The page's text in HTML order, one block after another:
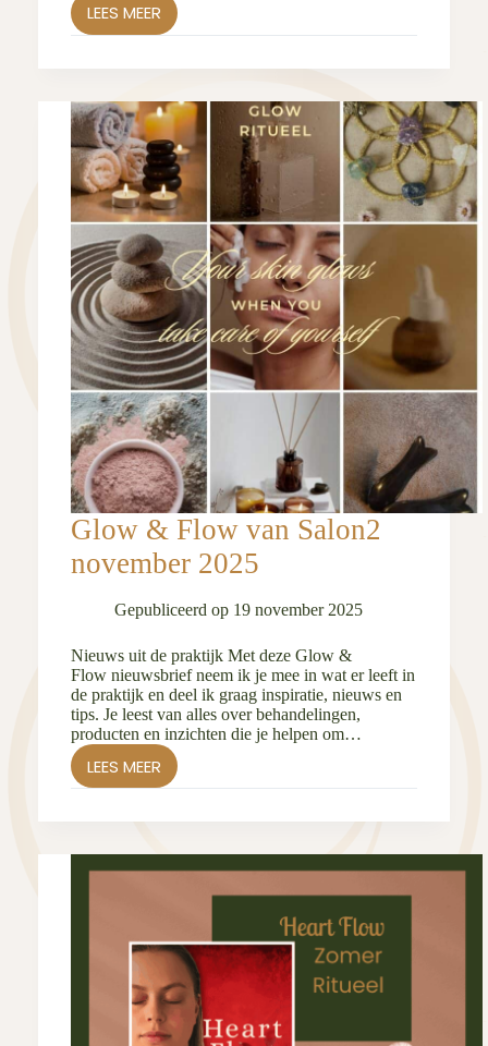
LEES MEER
DEEP
CALM
Glow & Flow van Salon2
november 2025
Gepubliceerd op 19 november 2025
Nieuws uit de praktijk Met deze Glow &
Flow nieuwsbrief neem ik je mee in wat er leeft in
de praktijk en deel ik graag inspiratie, nieuws en
tips. Je leest van alles over behandelingen,
producten en inzichten die je helpen om…
LEES MEER
GLOW
&
VAN
NOVEMBER
2025